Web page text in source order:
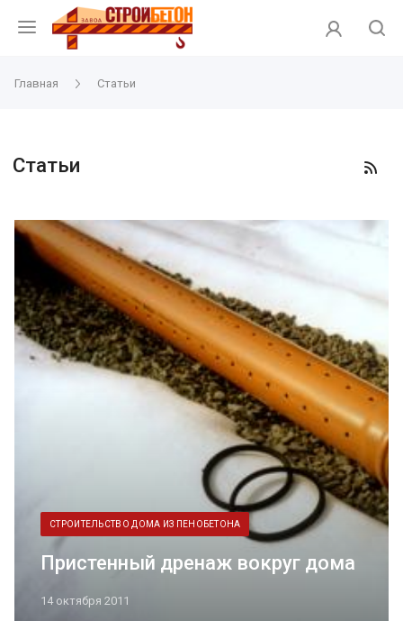
Главная Статьи
Статьи
СТРОИТЕЛЬСТВО ДОМА ИЗ ПЕНОБЕТОНА
Пристенный дренаж вокруг дома
14 октября 2011